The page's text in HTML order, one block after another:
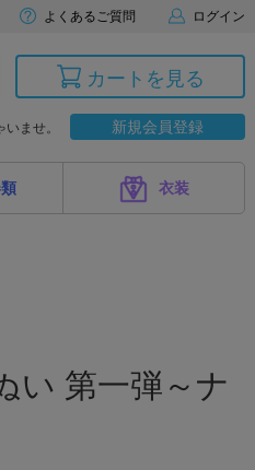
よくあるご質問 ログイン
カートを見る
ませ。 新規会員登録
衣装
い 第一弾～ナ